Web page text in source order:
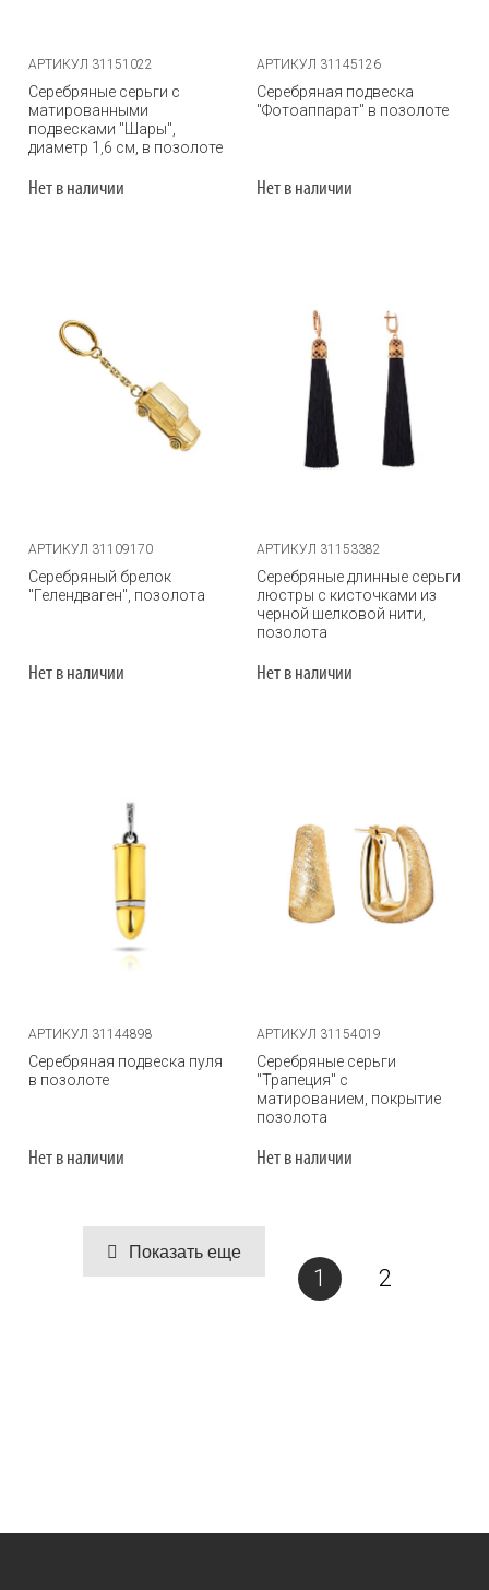
АРТИКУЛ 31151022
Серебряные серьги с
матированными
подвесками "Шары",
диаметр 1,6 см, в позолоте
Нет в наличии
АРТИКУЛ 31145126
Серебряная подвеска
"Фотоаппарат" в позолоте
Нет в наличии
АРТИКУЛ 31109170
Серебряный брелок
"Гелендваген", позолота
Нет в наличии
АРТИКУЛ 31153382
Серебряные длинные серьги
люстры с кисточками из
черной шелковой нити,
позолота
Нет в наличии
АРТИКУЛ 31144898
Серебряная подвеска пуля
в позолоте
Нет в наличии
АРТИКУЛ 31154019
Серебряные серьги
"Трапеция" с
матированием, покрытие
позолота
Нет в наличии
Показать еще
1 2